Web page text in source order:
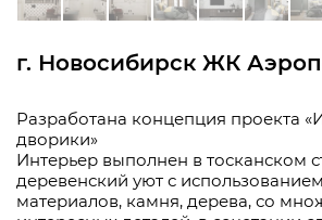
г. Новосибирск ЖК
Разработана концепция проекта
дворики»
Интерьер выполнен в тосканском
деревенский уют с
материалов, камня, дерева, со